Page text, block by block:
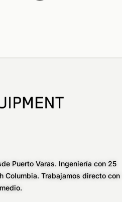
Puerto Varas. Ingeniería con 25
Columbia. Trabajamos directo con